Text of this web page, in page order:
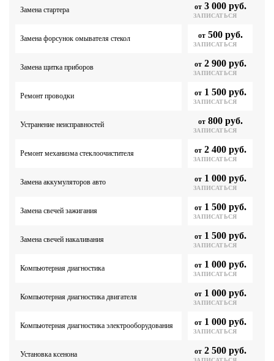
Замена стартера от3 000 руб.
ЗАПИСАТЬСЯ
Замена форсунок омывателя стекол от500 руб.
ЗАПИСАТЬСЯ
Замена щитка приборов от2 900 руб.
ЗАПИСАТЬСЯ
Ремонт проводки от1 500 руб.
ЗАПИСАТЬСЯ
Устранение неисправностей от800 руб.
ЗАПИСАТЬСЯ
Ремонт механизма стеклоочистителя от2 400 руб.
ЗАПИСАТЬСЯ
Замена аккумуляторов авто от1 000 руб.
ЗАПИСАТЬСЯ
Замена свечей зажигания от1 500 руб.
ЗАПИСАТЬСЯ
Замена свечей накаливания от1 500 руб.
ЗАПИСАТЬСЯ
Компьютерная диагностика от1 000 руб.
ЗАПИСАТЬСЯ
Компьютерная диагностика двигателя от1 000 руб.
ЗАПИСАТЬСЯ
Компьютерная диагностика электрооборудования от1 000 руб.
ЗАПИСАТЬСЯ
Установка ксенона от2 500 руб.